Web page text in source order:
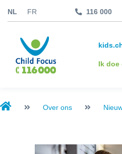
NL FR 116 000
Ik
Over ons